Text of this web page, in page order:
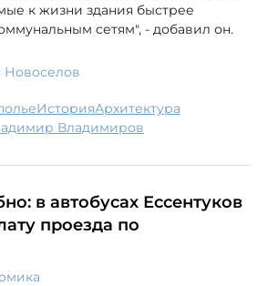
к жизни здания быстрее
сетям", - добавил он.
Новоселов
история архитектура
Владимиров
в автобусах Ессентуков
проезда по